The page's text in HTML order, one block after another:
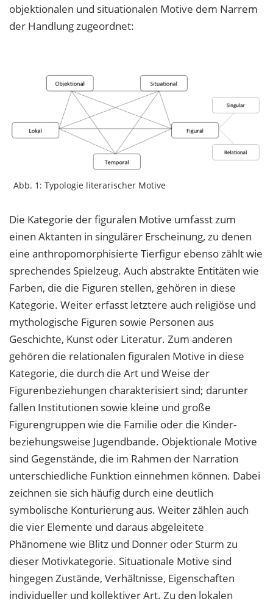
objektionalen und situationalen Motive dem Narrem
der Handlung zugeordnet:
Abb. 1: Typologie literarischer Motive
Die Kategorie der figuralen Motive umfasst zum
einen Aktanten in singulärer Erscheinung, zu denen
eine anthropomorphisierte Tierfigur ebenso zählt wie
sprechendes Spielzeug. Auch abstrakte Entitäten wie
Farben, die die Figuren stellen, gehören in diese
Kategorie. Weiter erfasst letztere auch religiöse und
mythologische Figuren sowie Personen aus
Geschichte, Kunst oder Literatur. Zum anderen
gehören die relationalen figuralen Motive in diese
Kategorie, die durch die Art und Weise der
Figurenbeziehungen charakterisiert sind; darunter
fallen Institutionen sowie kleine und große
Figurengruppen wie die Familie oder die Kinder-
beziehungsweise Jugendbande. Objektionale Motive
sind Gegenstände, die im Rahmen der Narration
unterschiedliche Funktion einnehmen können. Dabei
zeichnen sie sich häufig durch eine deutlich
symbolische Konturierung aus. Weiter zählen auch
die vier Elemente und daraus abgeleitete
Phänomene wie Blitz und Donner oder Sturm zu
dieser Motivkategorie. Situationale Motive sind
hingegen Zustände, Verhältnisse, Eigenschaften
individueller und kollektiver Art. Zu den lokalen